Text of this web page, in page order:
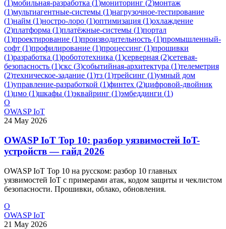
(1)мобильная-разработка (1)мониторинг (2)монтаж
(1)мультиагентные-системы (1)нагрузочное-тестирование
(1)найм (1)ностро-лоро (1)оптимизация (1)охлаждение
(2)платформа (1)платёжные-системы (1)портал
(1)проектирование (1)производительность (1)промышленный-
софт (1)профилирование (1)процессинг (1)прошивки
(1)разработка (1)робототехника (1)серверная (2)сетевая-
безопасность (1)скс (3)событийная-архитектура (1)телеметрия
(2)техническое-задание (1)тз (1)трейсинг (1)умный дом
(1)управление-разработкой (1)финтех (2)цифровой-двойник
(1)цмо (1)шкафы (1)эквайринг (1)эмбеддинги (1)
O
OWASP IoT
24 May 2026
OWASP IoT Top 10: разбор уязвимостей IoT-
устройств — гайд 2026
OWASP IoT Top 10 на русском: разбор 10 главных
уязвимостей IoT с примерами атак, кодом защиты и чеклистом
безопасности. Прошивки, облако, обновления.
O
OWASP IoT
21 May 2026